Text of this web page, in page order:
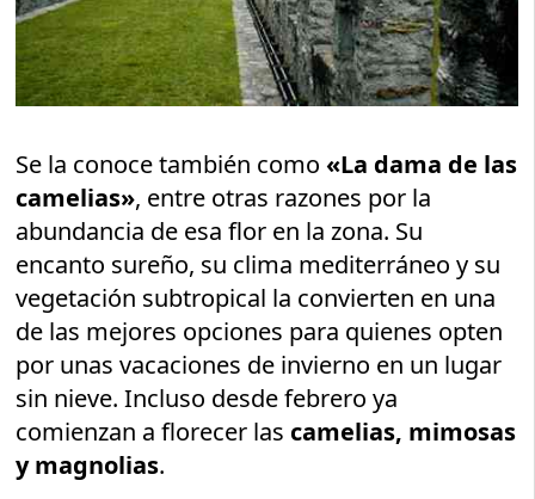
Se la conoce también como«La dama de las
camelias», entre otras razones por la
abundancia de esa flor en la zona. Su
encanto sureño, su clima mediterráneo y su
vegetación subtropical la convierten en una
de las mejores opciones para quienes opten
por unas vacaciones de invierno en un lugar
sin nieve. Incluso desde febrero ya
comienzan a florecer las camelias, mimosas
y magnolias.